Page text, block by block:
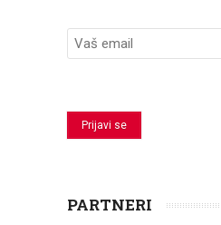
PARTNERI